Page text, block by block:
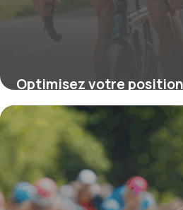
Optimisez votre
triathlon pour de
performances
15 septembre 2025